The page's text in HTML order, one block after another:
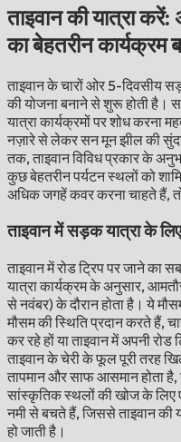
ताइवान की यात्रा
का बेहतरीन कार्यक्रम
ताइवान के चारों ओर 5-दिवसीय
की योजना बनाने से शुरू होती है।
यात्रा कार्यक्रमों पर शोध करना
नज़ारे से लेकर सन मून झील की
तक, ताइवान विविध प्रकार के
कुछ बेहतरीन पर्यटन स्थलों को
अधिक जगहें कवर करना चाहते हैं,
ताइवान में सड़क यात्रा के
ताइवान में रोड ट्रिप पर जाने का
यात्रा कार्यक्रम के अनुसार,
से नवंबर) के दौरान होता है। ये
मौसम की स्थिति प्रदान करते हैं,
कर रहे हों या ताइवान में अपनी
ताइवान के चेरी के फूल पूरी तरह
तापमान और साफ आसमान होता है,
सांस्कृतिक स्थलों की खोज के लिए
नमी से बचते हैं, जिससे ताइवान
हो जाती है।